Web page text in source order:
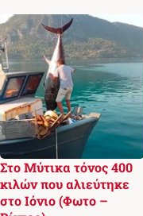
Στο Μύτικα τόνος 400
κιλών που αλιεύτηκε
στο Ιόνιο (Φωτο –